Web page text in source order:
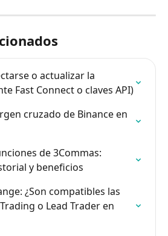
o actualizar la
Fast Connect o claves API)
cruzado de Binance en
de 3Commas:
y beneficios
¿Son compatibles las
o Lead Trader en